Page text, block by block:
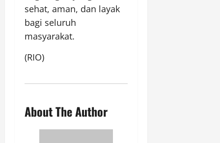
sehat, aman, dan layak
bagi seluruh
masyarakat.
(RIO)
About The Author